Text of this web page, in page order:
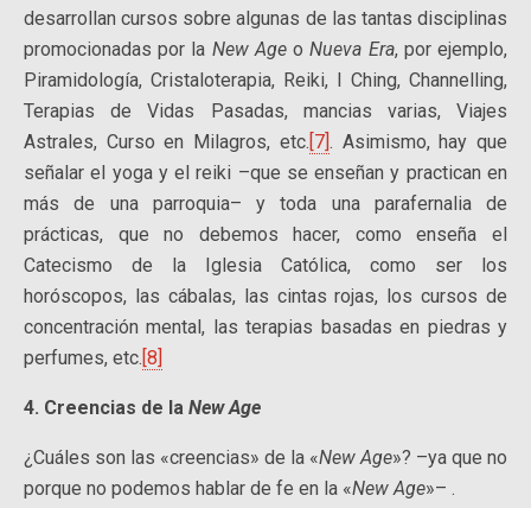
desarrollan cursos sobre algunas de las tantas disciplinas
promocionadas por la New AgeoNueva Era, por ejemplo,
Piramidología, Cristaloterapia, Reiki, I Ching, Channelling,
Terapias de Vidas Pasadas, mancias varias, Viajes
Astrales, Curso en Milagros, etc.[7]. Asimismo, hay que
señalar el yoga y el reiki –que se enseñan y practican en
más de una parroquia– y toda una parafernalia de
prácticas, que no debemos hacer, como enseña el
Catecismo de la Iglesia Católica, como ser los
horóscopos, las cábalas, las cintas rojas, los cursos de
concentración mental, las terapias basadas en piedras y
perfumes, etc.[8]
4. Creencias de la New Age
¿Cuáles son las «creencias» de la «New Age»? –ya que no
porque no podemos hablar de fe en la «New Age»– .